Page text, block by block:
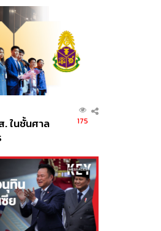
. ในชั้นศาล
175